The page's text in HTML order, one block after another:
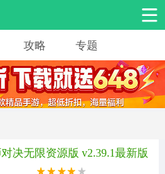
手游工具
扮演 益智休闲
攻略 专题
决无限资源版 v2.39.1最新版